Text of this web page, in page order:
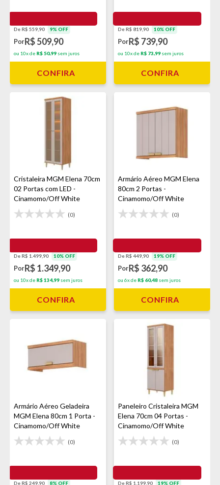
De R$ 559,90 9% OFF
PorR$ 509,90
ou 10x de R$ 50,99 sem juros
CONFIRA
De R$ 819,90 10% OFF
PorR$ 739,90
ou 10x de R$ 73,99 sem juros
CONFIRA
Cristaleira MGM Elena 70cm
02 Portas com LED -
Cinamomo/Off White
(0)
De R$ 1.499,90 10% OFF
PorR$ 1.349,90
ou 10x de R$ 134,99 sem juros
CONFIRA
Armário Aéreo MGM Elena
80cm 2 Portas -
Cinamomo/Off White
(0)
De R$ 449,90 19% OFF
PorR$ 362,90
ou 6x de R$ 60,48 sem juros
CONFIRA
Armário Aéreo Geladeira
MGM Elena 80cm 1 Porta -
Cinamomo/Off White
(0)
De R$ 249,90 8% OFF
Paneleiro Cristaleira MGM
Elena 70cm 04 Portas -
Cinamomo/Off White
(0)
De R$ 1.199,90 19% OFF